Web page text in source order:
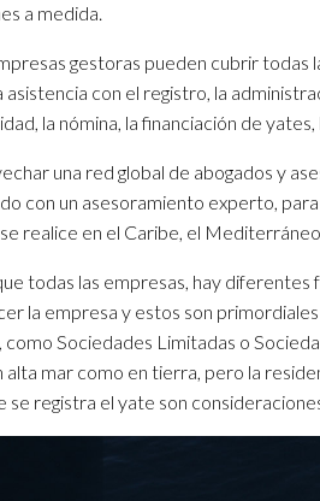
a medida.
gestoras pueden cubrir todas
asistencia con el registro, la
la nómina, la financiación de
una red global de abogados y
con un asesoramiento experto,
realice en el Caribe, el
todas las empresas, hay
la empresa y estos son
como Sociedades Limitadas o
alta mar como en tierra, pero la
se registra el yate son